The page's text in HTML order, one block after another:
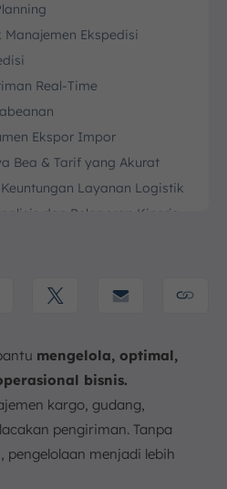
Ekspedisi
Real-Time
Ekspor Impor
Bea & Tarif yang Akurat
Layanan Logistik
dan Pelaporan Kinerja
Ekspedisi untuk
ScaleOcean
Flits
Software Kuebix
Fretron
Ekspedisi Cargowise
Software SOLOG
mengelola, optimal,
bisnis.
kargo, gudang,
pengiriman. Tanpa
pengelolaan menjadi lebih